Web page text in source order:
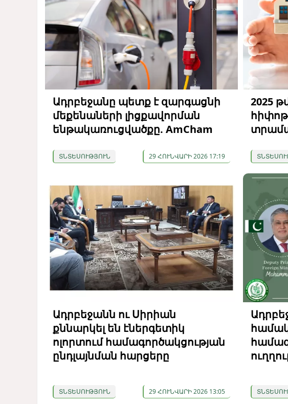
Ադրբեջանը պետք է զարգացնի
մեքենաների լիցքավորման
ենթակառուցվածքը. AmCham
ՏՆՏԵՍՈՒԹՅՈՒՆ 29 ՀՈՒՆՎԱՐԻ 2026 17:19
2025
Ադրբեջանն ու Սիրիան
քննարկել են էներգետիկ
ոլորտում համագործակցության
ընդլայնման հարցերը
ՏՆՏԵՍՈՒԹՅՈՒՆ 29 ՀՈՒՆՎԱՐԻ 2026 13:05